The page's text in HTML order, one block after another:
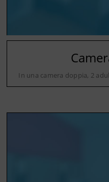
In una camera doppia, 2